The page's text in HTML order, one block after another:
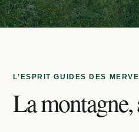
L’ESPRIT GUIDES DES
La